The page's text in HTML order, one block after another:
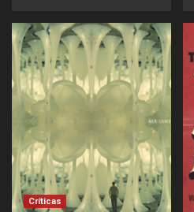
Críticas